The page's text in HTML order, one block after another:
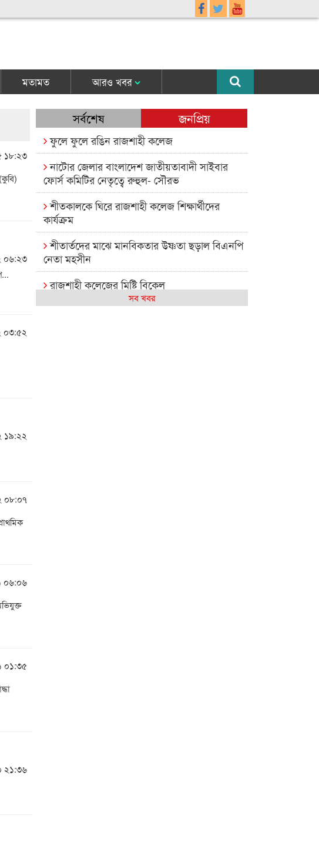
মতামত আরও খবর
১৮:২৩
০৬:২৩
০৩:৫২
১৯:২২
০৮:০৭
০৬:০৬
০১:৩৫
২১:৩৬
সর্বশেষ জনপ্রিয়
ফুলে ফুলে রঙিন রাজশাহী কলেজ
নাটোর জেলার বাংলাদেশ জাতীয়তাবাদী সাইবার
ফোর্স কমিটির নেতৃত্বে রুহুল- সৌরভ
শীতকালকে ঘিরে রাজশাহী কলেজ শিক্ষার্থীদের
কার্যক্রম
শীতার্তদের মাঝে মানবিকতার উষ্ণতা ছড়াল বিএনপি
নেতা মহসীন
রাজশাহী কলেজের মিষ্টি বিকেল
কেমন আছে আমাদের দেশের মধ্যবিত্তরা
সব খবর